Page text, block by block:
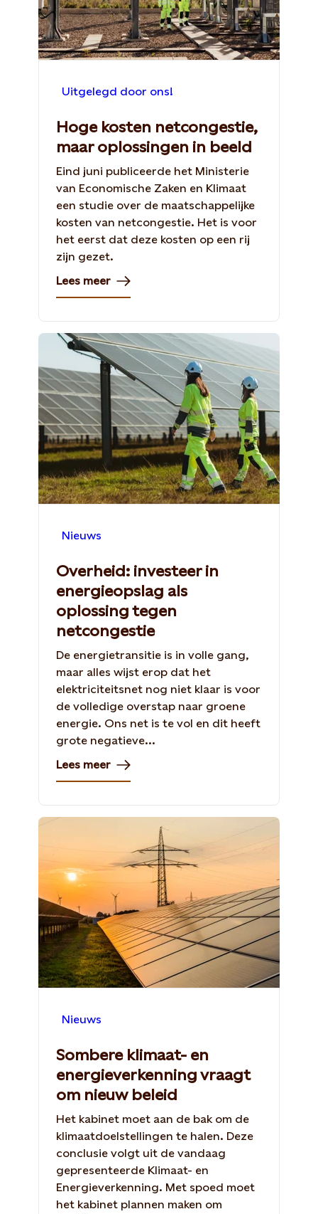
Uitgelegd door ons!
Hoge kosten netcongestie,
maar oplossingen in beeld
Eind juni publiceerde het Ministerie
van Economische Zaken en Klimaat
een studie over de maatschappelijke
kosten van netcongestie. Het is voor
het eerst dat deze kosten op een rij
zijn gezet.
Lees meer
Nieuws
Overheid: investeer in
energieopslag als
oplossing tegen
netcongestie
De energietransitie is in volle gang,
maar alles wijst erop dat het
elektriciteitsnet nog niet klaar is voor
de volledige overstap naar groene
energie. Ons net is te vol en dit heeft
grote negatieve...
Lees meer
Nieuws
Sombere klimaat- en
energieverkenning vraagt
om nieuw beleid
Het kabinet moet aan de bak om de
klimaatdoelstellingen te halen. Deze
conclusie volgt uit de vandaag
gepresenteerde Klimaat- en
Energieverkenning. Met spoed moet
het kabinet plannen maken om